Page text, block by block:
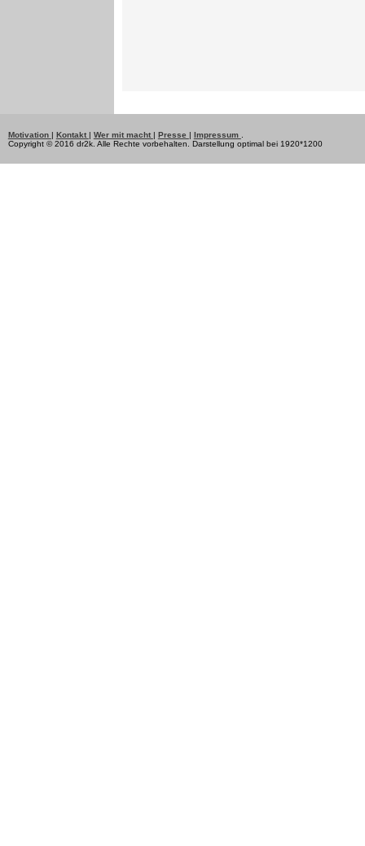
Motivation | Kontakt | Wer mit macht | Presse | Impressum
Copyright © 2016 dr2k. Alle Rechte vorbehalten. Darstellung optimal bei 1920*1200